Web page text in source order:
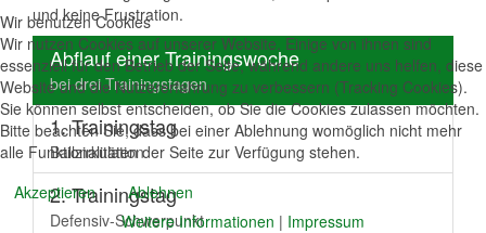
und keine Frustration.
Abflauf einer Trainingswoche
bei drei Trainingstagen
1. Trainingstag
Ballzirkulation
2. Trainingstag
Defensiv-Schwerpunkt
Wir benutzen Cookies
Wir nutzen Cookies auf unserer Website. Einige von ihnen sind
essenziell für den Betrieb der Seite, während andere uns helfen, diese
Website und die Nutzererfahrung zu verbessern (Tracking Cookies).
Sie können selbst entscheiden, ob Sie die Cookies zulassen möchten.
Bitte beachten Sie, dass bei einer Ablehnung womöglich nicht mehr
alle Funktionalitäten der Seite zur Verfügung stehen.
Akzeptieren
Ablehnen
Weitere Informationen | Impressum